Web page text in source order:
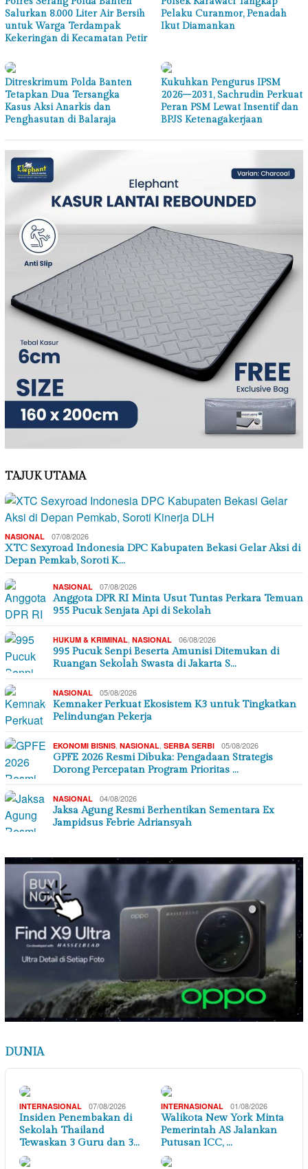
Salurkan 8.000 Liter Air Bersih
untuk Warga Terdampak
Kekeringan di Kecamatan Petir
Pelaku Curanmor, Penadah
Ikut Diamankan
Ditreskrimum Polda Banten
Tetapkan Dua Tersangka
Kasus Aksi Anarkis dan
Penghasutan di Balaraja
Kukuhkan Pengurus IPSM
2026–2031, Sachrudin Perkuat
Peran PSM Lewat Insentif dan
BPJS Ketenagakerjaan
TAJUK UTAMA
NASIONAL 07/08/2026
XTC Sexyroad Indonesia DPC Kabupaten Bekasi Gelar Aksi di
Depan Pemkab, Soroti K…
NASIONAL 07/08/2026
Anggota DPR RI Minta Usut Tuntas Perkara Temuan
955 Pucuk Senjata Api di Sekolah
HUKUM & KRIMINAL NASIONAL 06/08/2026
995 Pucuk Senpi Beserta Amunisi Ditemukan di
Ruangan Sekolah Swasta di Jakarta S…
NASIONAL 05/08/2026
Kemnaker Perkuat Ekosistem K3 untuk Tingkatkan
Pelindungan Pekerja
EKONOMI BISNIS NASIONAL SERBA SERBI 05/08/2026
GPFE 2026 Resmi Dibuka: Pengadaan Strategis
Dorong Percepatan Program Prioritas …
NASIONAL 04/08/2026
Jaksa Agung Resmi Berhentikan Sementara Ex
Jampidsus Febrie Adriansyah
DUNIA
INTERNASIONAL 07/08/2026
Insiden Penembakan di
Sekolah Thailand
Tewaskan 3 Guru dan 3…
INTERNASIONAL 01/08/2026
Walikota New York Minta
Pemerintah AS Jalankan
Putusan ICC, …